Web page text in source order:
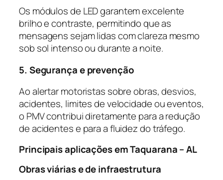
Os módulos de LED garantem excelente
brilho e contraste, permitindo que as
mensagens sejam lidas com clareza mesmo
sob sol intenso ou durante a noite.
5. Segurança e prevenção
Ao alertar motoristas sobre obras, desvios,
acidentes, limites de velocidade ou eventos,
o PMV contribui diretamente para a redução
de acidentes e para a fluidez do tráfego.
Principais aplicações em Taquarana – AL
Obras viárias e de infraestrutura